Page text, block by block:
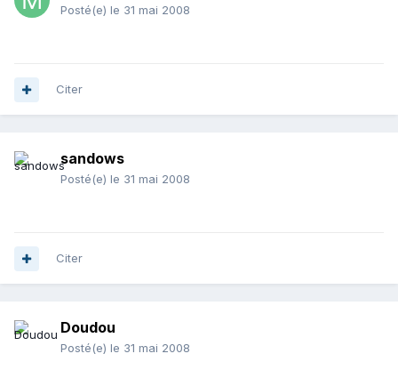
Posté(e) le 31 mai 2008
Citer
sandows
Posté(e) le 31 mai 2008
Citer
Doudou
Posté(e) le 31 mai 2008